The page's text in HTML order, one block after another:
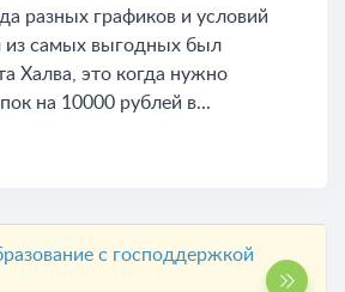
разных графиков и условий
самых выгодных был
Халва, это когда нужно
на 10000 рублей в...
с господдержкой